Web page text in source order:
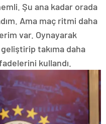
Şu ana kadar orada
Ama maç ritmi daha
var. Oynayarak
takıma daha
kullandı.